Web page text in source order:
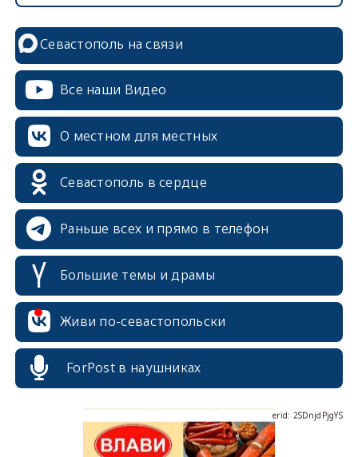
Севастополь на связи
Все наши Видео
О местном для местных
Севастополь в сердце
Раньше всех и прямо в телефон
Большие темы и драмы
Живи по-севастопольски
ForPost в наушниках